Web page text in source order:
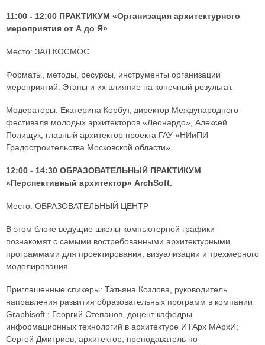
11:00 - 12:00 ПРАКТИКУМ «Организация архитектурного
мероприятия от А до Я»
Место: ЗАЛ КОСМОС
Форматы, методы, ресурсы, инструменты организации
мероприятий. Этапы и их влияние на конечный результат.
Модераторы: Екатерина Корбут, директор Международного
фестиваля молодых архитекторов «Леонардо», Алексей
Полищук, главный архитектор проекта ГАУ «НИиПИ
Градостроительства Московской области».
12:00 - 14:30 ОБРАЗОВАТЕЛЬНЫЙ ПРАКТИКУМ
«Перспективный архитектор» ArchSoft.
Место: ОБРАЗОВАТЕЛЬНЫЙ ЦЕНТР
В этом блоке ведущие школы компьютерной графики
познакомят с самыми востребованными архитектурными
программами для проектирования, визуализации и трехмерного
моделирования.
Приглашенные спикеры: Татьяна Козлова, руководитель
направления развития образовательных программ в компании
Graphisoft ; Георгий Степанов, доцент кафедры
информационных технологий в архитектуре ИТАрх МАрхИ;
Сергей Дмитриев, архитектор, преподаватель по